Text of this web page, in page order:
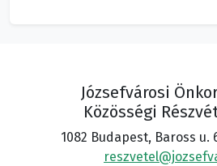
Józsefvárosi
Közösségi
1082 Budapest, Baross u.